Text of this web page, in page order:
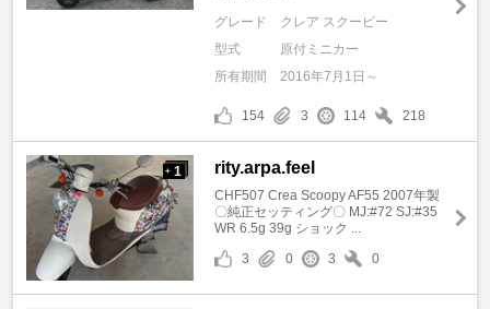
グレード
クレア スクーピー
型式
原付ミニカー
所有期間
2016年7月1日～
154 3 114 218
+ 1 rity.arpa.feel
CHF507 Crea Scoopy AF55 2007年製
〇純正セッティング〇 MJ:#72 SJ:#35
WR 6.5g 39g ショック ...
3
0 3 0